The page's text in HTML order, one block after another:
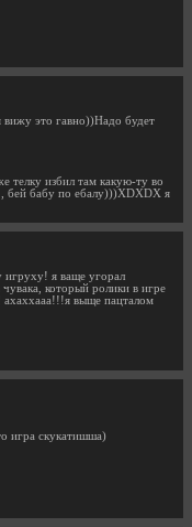
это гавно))Надо будет
телку избил там какую-ту во
бей бабу по ебалу)))XDXDX я
игруху! я ваще угорал
который ролики в игре
ахаххааа!!!я выще пацталом
игра скукатишша)